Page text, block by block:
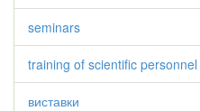
seminars
training of scientific personnel
виставки